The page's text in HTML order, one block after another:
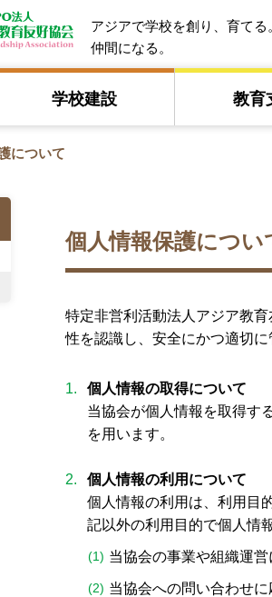
NPO法人 AEFA アジア教育友好
アジアで学校を創り、育てる
仲間になる。
学校建設 教育
について
個人情報保護につい
特定非営利活動法人アジア教
性を認識し、安全にかつ適切
個人情報の取得について
当協会が個人情報を取得す
を用います。
個人情報の利用について
個人情報の利用は、利用目
記以外の利用目的で個人情
当協会の事業や組織運
当協会への問い合わせ